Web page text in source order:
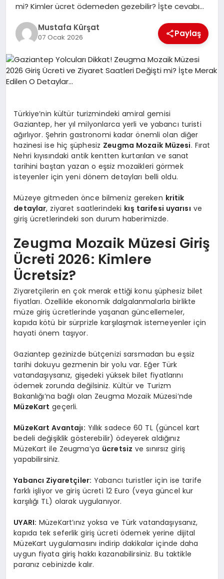
DIĞER
mi? Kimler ücret ödemeden gezebilir? İşte cevabı…
Mustafa Kürşat
07 Ocak 2026 Paylaş
Türkiye’nin kültür turizmindeki amiral gemisi
Gaziantep, her yıl milyonlarca yerli ve yabancı turisti
ağırlıyor. Şehrin gastronomi kadar önemli olan diğer
hazinesi ise hiç şüphesiz Zeugma Mozaik Müzesi. Fırat
Nehri kıyısındaki antik kentten kurtarılan ve sanat
tarihini baştan yazan o eşsiz mozaikleri görmek
isteyenler için yeni dönem detayları belli oldu.
Müzeye gitmeden önce bilmeniz gereken kritik
detaylar, ziyaret saatlerindeki kış tarifesi uyarısı ve
giriş ücretlerindeki son durum haberimizde.
Zeugma Mozaik Müzesi Giriş
Ücreti 2026: Kimlere
Ücretsiz?
Ziyaretçilerin en çok merak ettiği konu şüphesiz bilet
fiyatları. Özellikle ekonomik dalgalanmalarla birlikte
müze giriş ücretlerinde yaşanan güncellemeler,
kapıda kötü bir sürprizle karşılaşmak istemeyenler için
hayati önem taşıyor.
Gaziantep gezinizde bütçenizi sarsmadan bu eşsiz
tarihi dokuyu gezmenin bir yolu var. Eğer Türk
vatandaşıysanız, gişedeki yüksek bilet fiyatlarını
ödemek zorunda değilsiniz. Kültür ve Turizm
Bakanlığı’na bağlı olan Zeugma Mozaik Müzesi’nde
MüzeKart geçerli.
MüzeKart Avantajı: Yıllık sadece 60 TL (güncel kart
bedeli değişiklik gösterebilir) ödeyerek aldığınız
MüzeKart ile Zeugma’ya ücretsiz ve sınırsız giriş
yapabilirsiniz.
Yabancı Ziyaretçiler: Yabancı turistler için ise tarife
farklı işliyor ve giriş ücreti 12 Euro (veya güncel kur
karşılığı TL) olarak uygulanıyor.
UYARI: MüzeKart’ınız yoksa ve Türk vatandaşıysanız,
kapıda tek seferlik giriş ücreti ödemek yerine dijital
MüzeKart uygulamasını indirip dakikalar içinde daha
uygun fiyata giriş hakkı kazanabilirsiniz. Bu taktikle
paranız cebinizde kalır.